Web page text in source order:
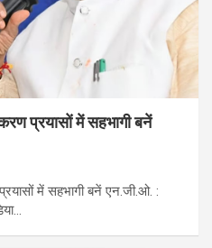
प्रयासों में सहभागी बनें
में सहभागी बनें एन.जी.ओ. :